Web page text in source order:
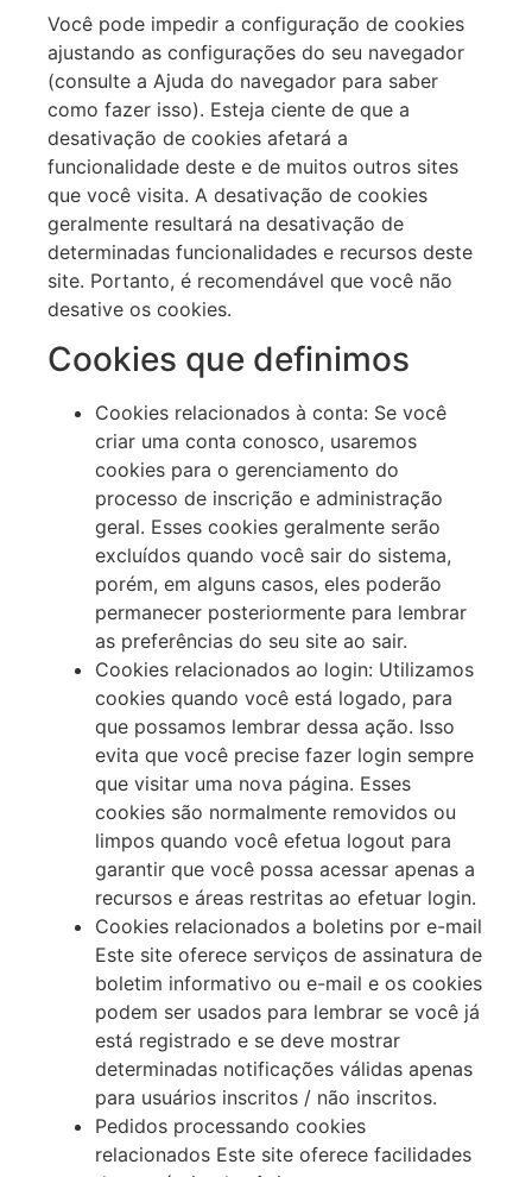
Você pode impedir a configuração de cookies
ajustando as configurações do seu navegador
(consulte a Ajuda do navegador para saber
como fazer isso). Esteja ciente de que a
desativação de cookies afetará a
funcionalidade deste e de muitos outros sites
que você visita. A desativação de cookies
geralmente resultará na desativação de
determinadas funcionalidades e recursos deste
site. Portanto, é recomendável que você não
desative os cookies.
Cookies que definimos
Cookies relacionados à conta: Se você
criar uma conta conosco, usaremos
cookies para o gerenciamento do
processo de inscrição e administração
geral. Esses cookies geralmente serão
excluídos quando você sair do sistema,
porém, em alguns casos, eles poderão
permanecer posteriormente para lembrar
as preferências do seu site ao sair.
Cookies relacionados ao login: Utilizamos
cookies quando você está logado, para
que possamos lembrar dessa ação. Isso
evita que você precise fazer login sempre
que visitar uma nova página. Esses
cookies são normalmente removidos ou
limpos quando você efetua logout para
garantir que você possa acessar apenas a
recursos e áreas restritas ao efetuar login.
Cookies relacionados a boletins por e-mail
Este site oferece serviços de assinatura de
boletim informativo ou e-mail e os cookies
podem ser usados para lembrar se você já
está registrado e se deve mostrar
determinadas notificações válidas apenas
para usuários inscritos / não inscritos.
Pedidos processando cookies
relacionados Este site oferece facilidades